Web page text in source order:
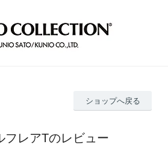
ショップへ戻る
フレアTのレビュー